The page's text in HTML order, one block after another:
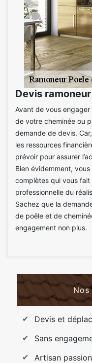
Devis ramoneur
Avant de vous engager
de votre cheminée ou
demande de devis.
les ressources
prévoir pour assurer
Bien évidemment,
complètes qui vous
professionnelle du
Sachez que la
de poêle et de
engagement non plus.
Nos
Devis et
Sans
Artisan